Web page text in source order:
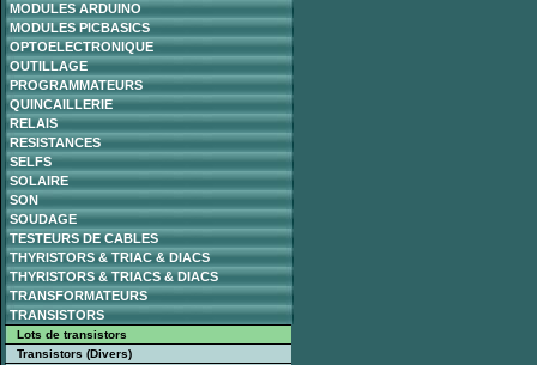
MODULES ARDUINO
MODULES PICBASICS
OPTOELECTRONIQUE
OUTILLAGE
PROGRAMMATEURS
QUINCAILLERIE
RELAIS
RESISTANCES
SELFS
SOLAIRE
SON
SOUDAGE
TESTEURS DE CABLES
THYRISTORS & TRIAC & DIACS
THYRISTORS & TRIACS & DIACS
TRANSFORMATEURS
TRANSISTORS
Lots de transistors
Transistors (Divers)